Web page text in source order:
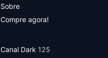
Sobre
Compre agora!
Canal Dark 125